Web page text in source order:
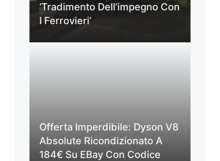
‘Tradimento Dell’impegno Con
I Ferrovieri’
Offerta Imperdibile: Dyson V8
Absolute Ricondizionato A
184€ Su EBay Con Codice